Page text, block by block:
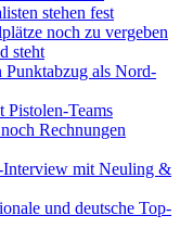
stehen fest
noch zu vergeben
steht
als Nord-
Pistolen-Teams
Rechnungen
Interview mit Neuling &
und deutsche Top-